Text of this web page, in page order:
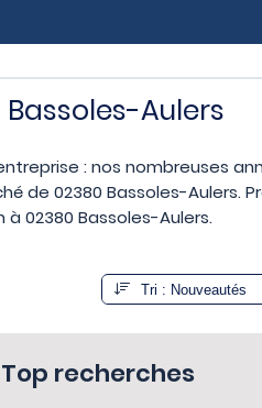
Aulers
: nos nombreuses
de 02380 Bassoles-Aulers.
02380 Bassoles-Aulers.
Top recherches